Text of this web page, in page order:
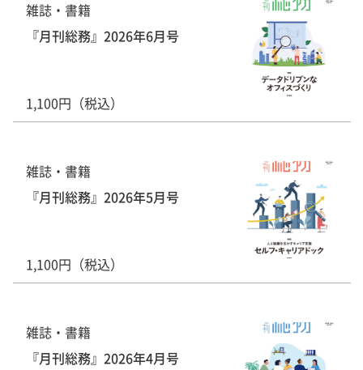
雑誌・書籍
『月刊総務』2026年6月号
1,100円（税込）
雑誌・書籍
『月刊総務』2026年5月号
1,100円（税込）
雑誌・書籍
『月刊総務』2026年4月号